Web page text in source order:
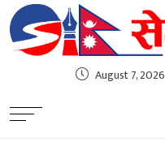
August 7, 2026